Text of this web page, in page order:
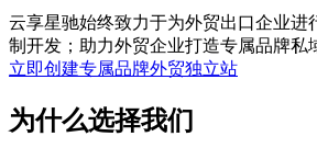
云享星驰始终致力于为外贸出口企业进
制开发；助力外贸企业打造专属品牌私
立即创建专属品牌外贸独立站
为什么选择我们